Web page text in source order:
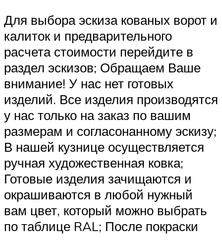
Для выбора эскиза кованых ворот и
калиток и предварительного
расчета стоимости перейдите в
раздел эскизов; Обращаем Ваше
внимание! У нас нет готовых
изделий. Все изделия производятся
у нас только на заказ по вашим
размерам и согласонанному эскизу;
В нашей кузнице осуществляется
ручная художественная ковка;
Готовые изделия зачищаются и
окрашиваются в любой нужный
вам цвет, который можно выбрать
по таблице RAL; После покраски